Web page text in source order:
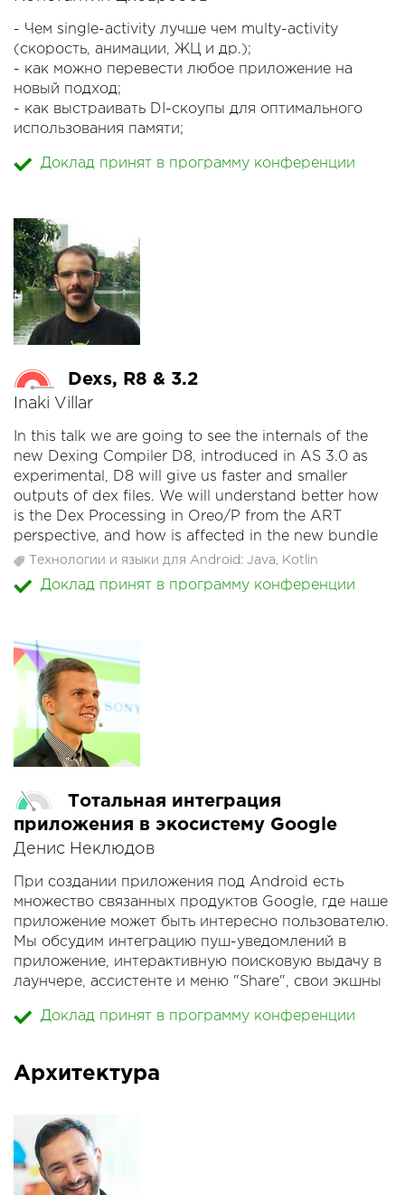
- Чем single-activity лучше чем multy-activity
(скорость, анимации, ЖЦ и др.);
- как можно перевести любое приложение на
новый подход;
- как выстраивать DI-скоупы для оптимального
использования памяти;
ума;
общие элементы);
- как делить приложение на модули;
- как обрабатывать клавиатуру и статус-бар...
...список может быть дополнен.
Доклад принят в программу конференции
Dexs, R8 & 3.2
Inaki Villar
In this talk we are going to see the internals of the
new Dexing Compiler D8, introduced in AS 3.0 as
experimental, D8 will give us faster and smaller
outputs of dex files. We will understand better how
is the Dex Processing in Oreo/P from the ART
perspective, and how is affected in the new bundle
apps.
Additionally, we will see more about R8 a
replacement for Proguard used in AS 3.2
Технологии и языки для Android: Java, Kotlin
Доклад принят в программу конференции
Тотальная интеграция
приложения в экосистему Google
Денис Неклюдов
При создании приложения под Android есть
множество связанных продуктов Google, где наше
приложение может быть интересно пользователю.
Мы обсудим интеграцию пуш-уведомлений в
приложение, интерактивную поисковую выдачу в
лаунчере, ассистенте и меню "Share", свои экшны
системных интентов с экшнами, виджеты в
голосового ассистента, приложение для часов на
WearOS, приложение для Android TV.
Доклад принят в программу конференции
Архитектура